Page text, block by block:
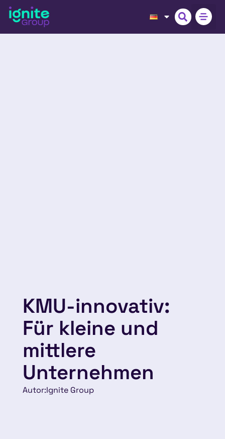
KMU-innovativ:
Für kleine und
mittlere
Unternehmen
Autor:Ignite Group